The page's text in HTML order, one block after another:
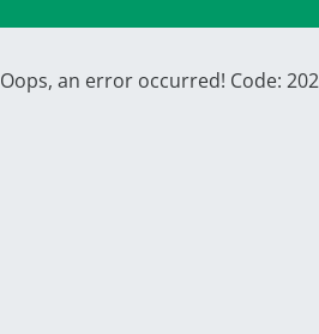
Oops, an error occurred! Code: